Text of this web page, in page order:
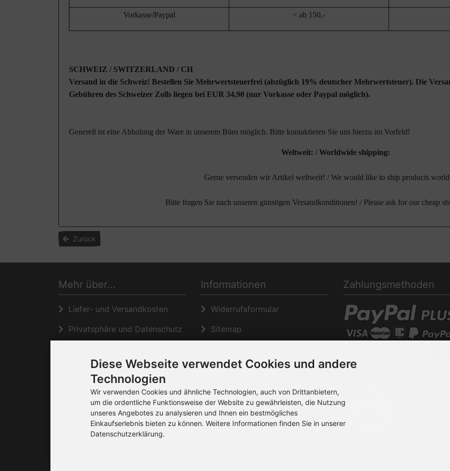
Vorkasse/Paypal < ab 150,-
SCHWEIZ / SWITZERLAND / CH
Versand in die Schweiz! Bestellen Sie Mehrwertsteuerfrei (abzüglich 19% deutscher Mehrwertsteuer). Die
Gebühren des Schweizer Zolls liegen bei EUR 34,90 (nur Vorkasse oder Paypal möglich).
Generell ist eine Abholung der Ware in unserem Büro möglich. Bitte kontaktieren Sie uns hierzu im Vorfeld!
Weltweit: / Worldwide shipping:
Gerne versenden wir Artikel weltweit! / We would like to ship products
Bitte fragen Sie nach unseren günstigen Versandkonditionen! / Please ask for our cheap
Zurück
Mehr über...
Liefer- und Versandkosten
Privatsphäre und Datenschutz
Impressum
Kontakt
Widerrufsrecht
Lieferzeit
Informationen
Widerrufsformular
Sitemap
Zahlungsmethoden
Diese Webseite verwendet Cookies und andere
Technologien
Wir verwenden Cookies und ähnliche Technologien, auch von Drittanbietern,
um die ordentliche Funktionsweise der Website zu gewährleisten, die Nutzung
unseres Angebotes zu analysieren und Ihnen ein bestmögliches
Einkaufserlebnis bieten zu können. Weitere Informationen finden Sie in unserer
Datenschutzerklärung.